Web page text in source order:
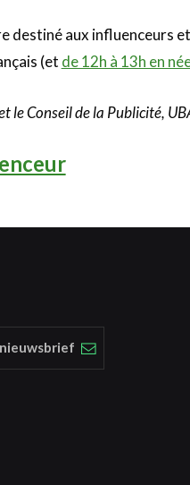
destiné aux influenceurs
(et de 12h à 13h en
Conseil de la Publicité,